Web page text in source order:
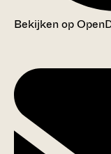
Bekijken op